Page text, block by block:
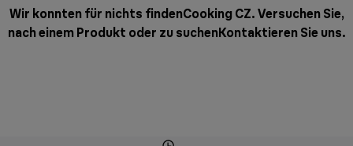
Wir konnten für nichts findenCooking CZ. Versuchen Sie,
nach einem Produkt oder zu suchenKontaktieren Sie uns.